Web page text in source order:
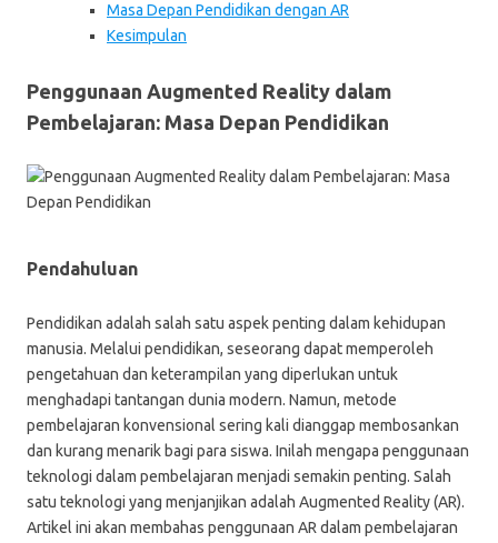
Masa Depan Pendidikan dengan AR
Kesimpulan
Penggunaan Augmented Reality dalam
Pembelajaran: Masa Depan Pendidikan
Pendahuluan
Pendidikan adalah salah satu aspek penting dalam kehidupan
manusia. Melalui pendidikan, seseorang dapat memperoleh
pengetahuan dan keterampilan yang diperlukan untuk
menghadapi tantangan dunia modern. Namun, metode
pembelajaran konvensional sering kali dianggap membosankan
dan kurang menarik bagi para siswa. Inilah mengapa penggunaan
teknologi dalam pembelajaran menjadi semakin penting. Salah
satu teknologi yang menjanjikan adalah Augmented Reality (AR).
Artikel ini akan membahas penggunaan AR dalam pembelajaran